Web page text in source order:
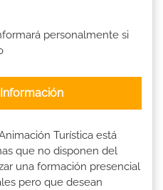
personalmente si
Turística está
que no disponen del
una formación presencial
pero que desean